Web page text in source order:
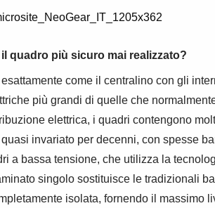
quadro più sicuro mai realizzato?
come il centralino con gli
più grandi di quelle che
elettrica, i quadri contengono
invariato per decenni, con spesse
a bassa tensione, che utilizza la
singolo sostituisce le tradizionali
isolata, fornendo il